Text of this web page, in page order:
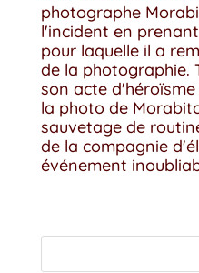
photographe
l'incident en
pour laquelle il a
de la photographie.
son acte
la photo de
sauvetage de
de la compagnie
événement